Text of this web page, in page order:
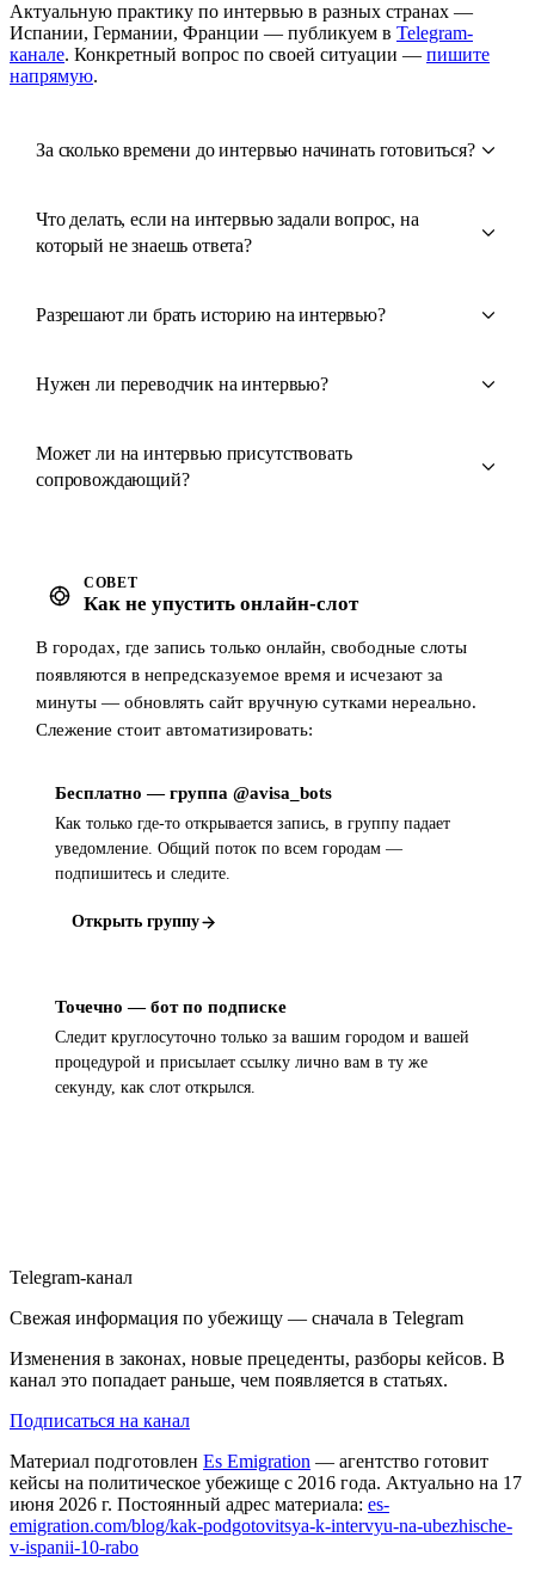
Актуальную практику по интервью в разных странах —
Испании, Германии, Франции — публикуем в Telegram-
канале. Конкретный вопрос по своей ситуации — пишите
напрямую.
За сколько времени до интервью начинать готовиться?
Что делать, если на интервью задали вопрос, на
который не знаешь ответа?
Разрешают ли брать историю на интервью?
Нужен ли переводчик на интервью?
Может ли на интервью присутствовать
сопровождающий?
СОВЕТ
Как не упустить онлайн-слот
В городах, где запись только онлайн, свободные слоты
появляются в непредсказуемое время и исчезают за
минуты — обновлять сайт вручную сутками нереально.
Слежение стоит автоматизировать:
Бесплатно — группа @avisa_bots
Как только где-то открывается запись, в группу падает
уведомление. Общий поток по всем городам —
подпишитесь и следите.
Открыть группу
Точечно — бот по подписке
Следит круглосуточно только за вашим городом и вашей
процедурой и присылает ссылку лично вам в ту же
секунду, как слот открылся.
Telegram-канал
Свежая информация по убежищу — сначала в Telegram
Изменения в законах, новые прецеденты, разборы кейсов. В
канал это попадает раньше, чем появляется в статьях.
Подписаться на канал
Материал подготовлен Es Emigration — агентство готовит
кейсы на политическое убежище с 2016 года. Актуально на 17
июня 2026 г. Постоянный адрес материала: es-
emigration.com/blog/kak-podgotovitsya-k-intervyu-na-ubezhische-
v-ispanii-10-rabo